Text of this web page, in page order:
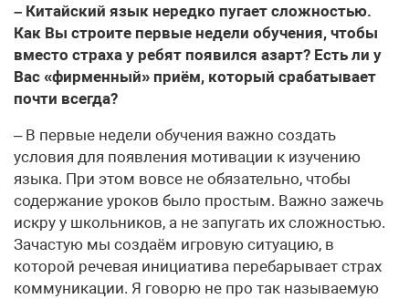
– Китайский язык нередко пугает сложностью.
Как Вы строите первые недели обучения, чтобы
вместо страха у ребят появился азарт? Есть ли у
Вас «фирменный» приём, который срабатывает
почти всегда?
– В первые недели обучения важно создать
условия для появления мотивации к изучению
языка. При этом вовсе не обязательно, чтобы
содержание уроков было простым. Важно зажечь
искру у школьников, а не запугать их сложностью.
Зачастую мы создаём игровую ситуацию, в
которой речевая инициатива перебарывает страх
коммуникации. Я говорю не про так называемую